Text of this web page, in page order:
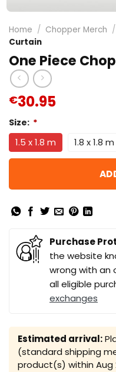
Home / Chopper Merch /
Curtain
One Piece
€30.95
Size: *
1.5 x 1.8 m 1.8 x 1.8 m
Purchase
the website
wrong with an
all eligible
exchanges
Estimated arrival:
(standard shipping
product(s) within Aug